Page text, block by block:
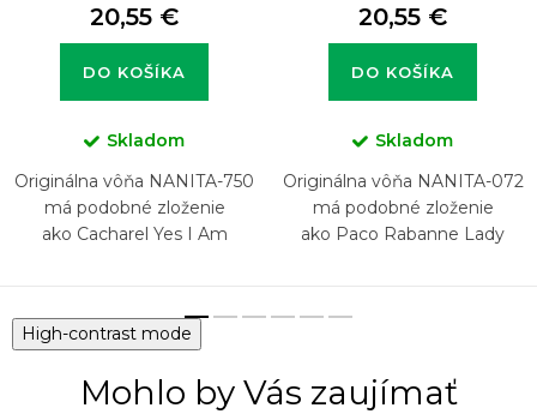
20,55 €
DO KOŠÍKA
Skladom
Originálna vôňa NANITA-750
má podobné zloženie
ako Cacharel Yes I Am
20,55 €
DO KOŠÍKA
Skladom
Originálna vôňa NANITA-072
má podobné zloženie
ako Paco Rabanne Lady
High-contrast mode
Mohlo by Vás zaujímať